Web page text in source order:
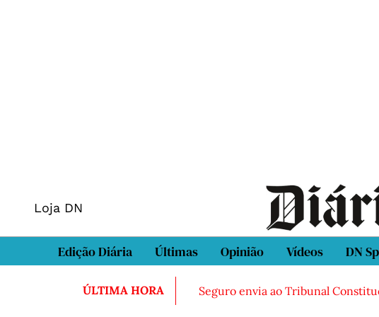
Loja DN
Edição Diária Últimas Opinião Vídeos DN
ÚLTIMA HORA Seguro envia ao Tribunal